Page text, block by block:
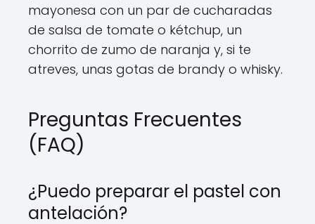
mayonesa con un par de cucharadas
de salsa de tomate o kétchup, un
chorrito de zumo de naranja y, si te
atreves, unas gotas de brandy o whisky.
Preguntas Frecuentes
(FAQ)
¿Puedo preparar el pastel con
antelación?